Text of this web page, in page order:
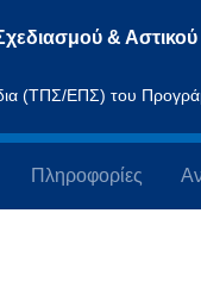
&
(ΤΠΣ/ΕΠΣ) του
Πληροφορίες